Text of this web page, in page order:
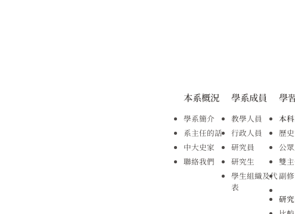
本系概況
學系簡介
系主任的話
中大史家
聯絡我們
學系成員
教學人員
行政人員
研究員
研究生
學生組織及代
表
學
本
歷
公
雙
副
研